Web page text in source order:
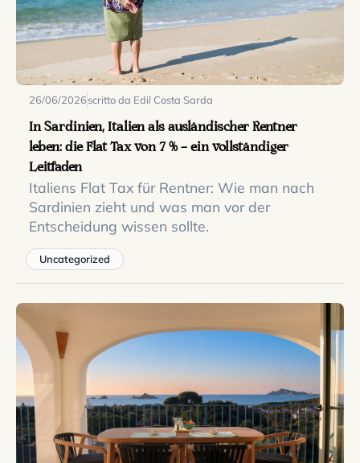
26/06/2026scritto da Edil Costa Sarda
In Sardinien, Italien als ausländischer Rentner
leben: die Flat Tax von 7 % — ein vollständiger
Leitfaden
Italiens Flat Tax für Rentner: Wie man nach
Sardinien zieht und was man vor der
Entscheidung wissen sollte.
Uncategorized